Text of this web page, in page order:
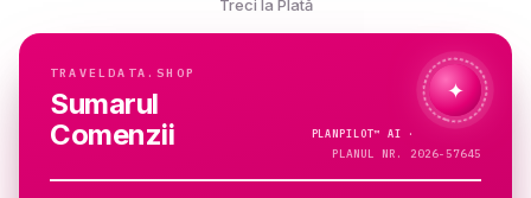
Treci la Plată
TRAVELDATA.SHOP
Sumarul
Comenzii
✦
PLANPILOT™ AI ·
PLANUL NR. 2026-57645